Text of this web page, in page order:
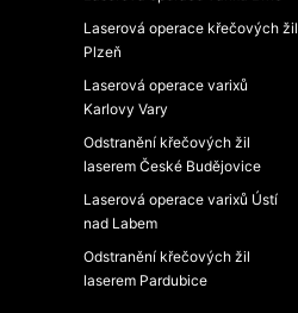
Laserová operace křečových žil
Plzeň
Laserová operace varixů
Karlovy Vary
Odstranění křečových žil
laserem České Budějovice
Laserová operace varixů Ústí
nad Labem
Odstranění křečových žil
laserem Pardubice